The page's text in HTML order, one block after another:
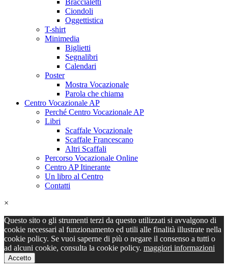
Braccialetti
Ciondoli
Oggettistica
T-shirt
Minimedia
Biglietti
Segnalibri
Calendari
Poster
Mostra Vocazionale
Parola che chiama
Centro Vocazionale AP
Perché Centro Vocazionale AP
Libri
Scaffale Vocazionale
Scaffale Francescano
Altri Scaffali
Percorso Vocazionale Online
Centro AP Itinerante
Un libro al Centro
Contatti
×
Questo sito o gli strumenti terzi da questo utilizzati si avvalgono di
cookie necessari al funzionamento ed utili alle finalità illustrate nella
cookie policy. Se vuoi saperne di più o negare il consenso a tutti o
ad alcuni cookie, consulta la cookie policy. maggiori informazioni
Accetto